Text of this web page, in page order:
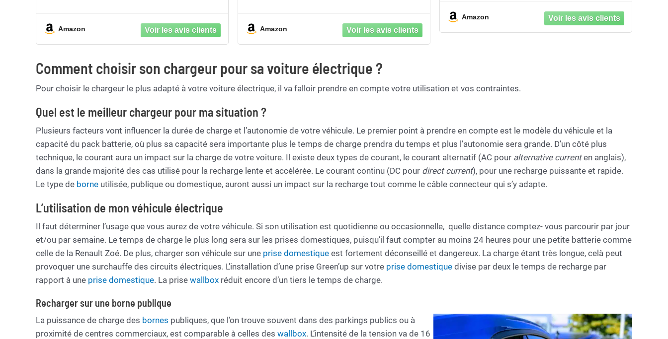
Amazon
pas être commuté pendant la charge.
【Haute Compatibilité】Les cable recharge voiture
qualité est digne de confiance. Nos chargeurs EV sont
compatibles avec la plupart des véhicules électriques
selon la norme IEC 62196. Pour plus d’informations sur
véhicule ou contactez le service client.
【Facile à Utiliser】Câbles de charge type 2 de 7,5 m
suffisamment d’espace entre votre voiture et la station
de charge.Très pratique, seule une prise Schuko (prise
Euro) suffit.
【Sécurité maximale】 Cable type 2 utilise un
protection contre les surtensions, d’une protection
contre les sous-tensions, d’une protection contre les
fuites, d’une protection contre la surchauffe et d’un
indice d’étanchéité IP65. De telles protections peuvent
vous aider à charger en toute sécurité et à prévenir les
incendies.
votre câble dans le coffre. Ne prend pas trop de place
et charge votre voiture à la maison ou en déplacement
Amazon
Amazon
Comment choisir son chargeur pour sa voiture électrique ?
Pour choisir le chargeur le plus adapté à votre voiture électrique, il va falloir prendre en compte votre utilisation et vos contraintes.
Quel est le meilleur chargeur pour ma situation ?
Plusieurs facteurs vont influencer la durée de charge et l’autonomie de votre véhicule. Le premier point à prendre en compte est le modèle du véhicule et la
capacité du pack batterie, où plus sa capacité sera importante plus le temps de charge prendra du temps et plus l’autonomie sera grande. D’un côté plus
technique, le courant aura un impact sur la charge de votre voiture. Il existe deux types de courant, le courant alternatif (AC pour alternative currenten anglais),
dans la grande majorité des cas utilisé pour la recharge lente et accélérée. Le courant continu (DC pour direct current), pour une recharge puissante et rapide.
Le type de borne utilisée, publique ou domestique, auront aussi un impact sur la recharge tout comme le câble connecteur qui s’y adapte.
L’utilisation de mon véhicule électrique
Il faut déterminer l’usage que vous aurez de votre véhicule. Si son utilisation est quotidienne ou occasionnelle, quelle distance comptez- vous parcourir par jour
et/ou par semaine. Le temps de charge le plus long sera sur les prises domestiques, puisqu’il faut compter au moins 24 heures pour une petite batterie comme
celle de la Renault Zoé. De plus, charger son véhicule sur une prise domestique est fortement déconseillé et dangereux. La charge étant très longue, celà peut
provoquer une surchauffe des circuits électriques. L’installation d’une prise Green’up sur votre prise domestique divise par deux le temps de recharge par
rapport à une prise domestique. La prise wallbox réduit encore d’un tiers le temps de charge.
Recharger sur une borne publique
La puissance de charge des bornes publiques, que l’on trouve souvent dans des parkings publics ou à
proximité de centres commerciaux, est comparable à celles des wallbox. L’intensité de la tension va de 16